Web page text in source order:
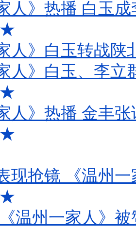
人》热播 白玉
人》白玉转战陕
人》白玉、李
人》热播 金丰
现抢镜 《温州
温州一家人》